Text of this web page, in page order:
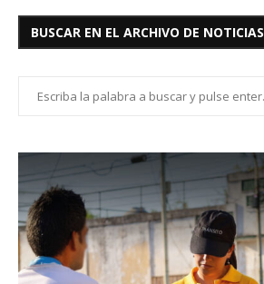
BUSCAR EN EL ARCHIVO DE NOTICIAS